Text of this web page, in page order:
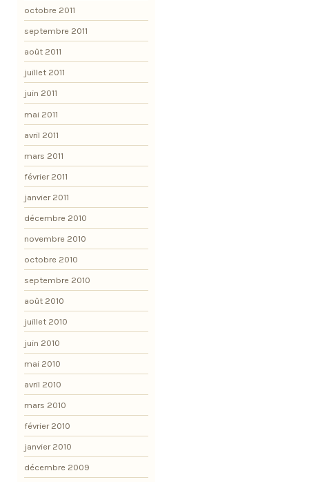
octobre 2011
septembre 2011
août 2011
juillet 2011
juin 2011
mai 2011
avril 2011
mars 2011
février 2011
janvier 2011
décembre 2010
novembre 2010
octobre 2010
septembre 2010
août 2010
juillet 2010
juin 2010
mai 2010
avril 2010
mars 2010
février 2010
janvier 2010
décembre 2009